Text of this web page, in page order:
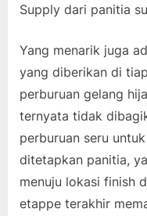
Supply dari panitia
Yang menarik juga
yang diberikan di
perburuan gelang
ternyata tidak
perburuan seru
ditetapkan panitia,
menuju lokasi finish
etappe terakhir